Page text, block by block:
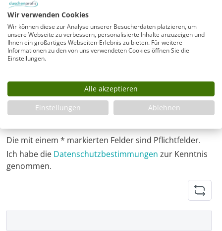
Anhänge
+ Datei auswählen
Hier können Sie uns Skizzen und Fotos (bis maximal 12MB)
mitsenden. Sie können mehrere Dateien auf einmal
auswählen (STRG gedrückt halten)
Die mit einem * markierten Felder sind Pflichtfelder.
Ich habe die Datenschutzbestimmungen zur Kenntnis
genommen.
Wir verwenden Cookies
Wir können diese zur Analyse unserer Besucherdaten platzieren, um
unsere Webseite zu verbessern, personalisierte Inhalte anzuzeigen und
Ihnen ein großartiges Webseiten-Erlebnis zu bieten. Für weitere
Informationen zu den von uns verwendeten Cookies öffnen Sie die
Einstellungen.
Alle akzeptieren
Einstellungen
Ablehnen